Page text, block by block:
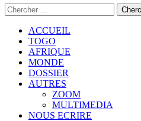
ACCUEIL
TOGO
AFRIQUE
MONDE
DOSSIER
AUTRES
ZOOM
MULTIMEDIA
NOUS ECRIRE